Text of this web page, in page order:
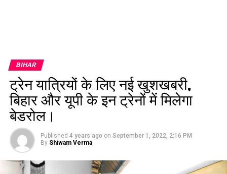
BIHAR
ट्रेन यात्रियों के लिए नई खुशखबरी,
बिहार और यूपी के इन ट्रेनों में मिलेगा
बेडरोल।
Published 4 years ago on September 1, 2022, 2:16 PM
By Shiwam Verma